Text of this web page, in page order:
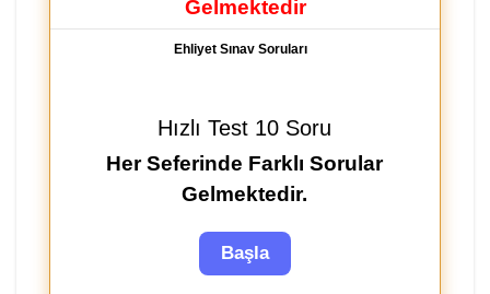
Gelmektedir
Ehliyet Sınav Soruları
Hızlı Test 10 Soru
Her Seferinde Farklı Sorular
Gelmektedir.